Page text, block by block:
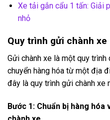
Xe tải gắn cẩu 1 tấn: Giải
nhỏ
Quy trình gửi chành xe
Gửi chành xe là một quy
chuyển hàng hóa từ một địa
đây là quy trình gửi chành xe
Bước 1: Chuẩn bị hàng